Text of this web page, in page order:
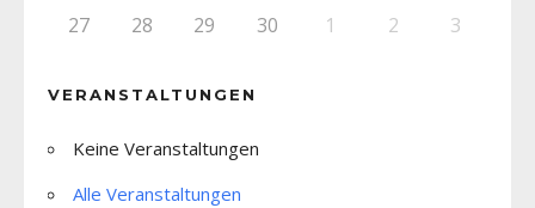
27 28 29 30 1 2 3
VERANSTALTUNGEN
Keine Veranstaltungen
Alle Veranstaltungen